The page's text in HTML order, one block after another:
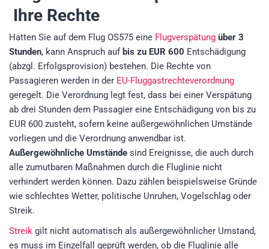
Ihre Rechte
Hatten Sie auf dem Flug OS575 eine Flugverspätung über 3
Stunden, kann Anspruch auf bis zu EUR 600 Entschädigung
(abzgl. Erfolgsprovision) bestehen. Die Rechte von
Passagieren werden in der EU-Fluggastrechteverordnung
geregelt. Die Verordnung legt fest, dass bei einer Verspätung
ab drei Stunden dem Passagier eine Entschädigung von bis zu
EUR 600 zusteht, sofern keine außergewöhnlichen Umstände
vorliegen und die Verordnung anwendbar ist.
Außergewöhnliche Umstände sind Ereignisse, die auch durch
alle zumutbaren Maßnahmen durch die Fluglinie nicht
verhindert werden können. Dazu zählen beispielsweise Gründe
wie schlechtes Wetter, politische Unruhen, Vogelschlag oder
Streik.
Streik gilt nicht automatisch als außergewöhnlicher Umstand,
es muss im Einzelfall geprüft werden, ob die Fluglinie alle